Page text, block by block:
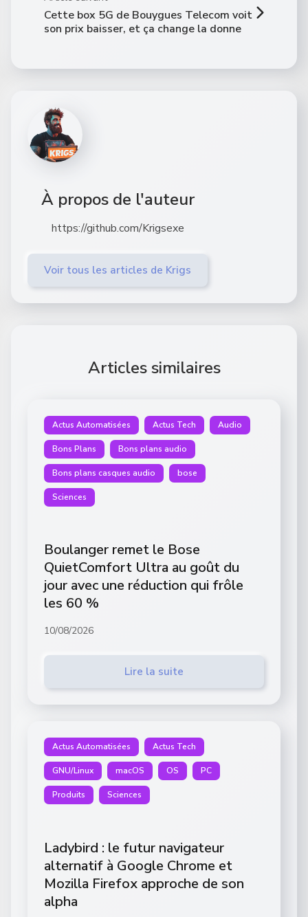
Cette box 5G de Bouygues Telecom voit
son prix baisser, et ça change la donne
À propos de l'auteur
https://github.com/Krigsexe
Voir tous les articles de Krigs
Articles similaires
Actus Automatisées Actus Tech Audio
Bons Plans Bons plans audio
Bons plans casques audio bose
Sciences
Boulanger remet le Bose
QuietComfort Ultra au goût du
jour avec une réduction qui frôle
les 60 %
10/08/2026
Lire la suite
Actus Automatisées Actus Tech
GNU/Linux macOS OS PC
Produits Sciences
Ladybird : le futur navigateur
alternatif à Google Chrome et
Mozilla Firefox approche de son
alpha